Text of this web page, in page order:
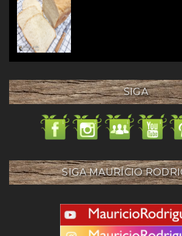
SIGA
SIGA MAURÍCIO